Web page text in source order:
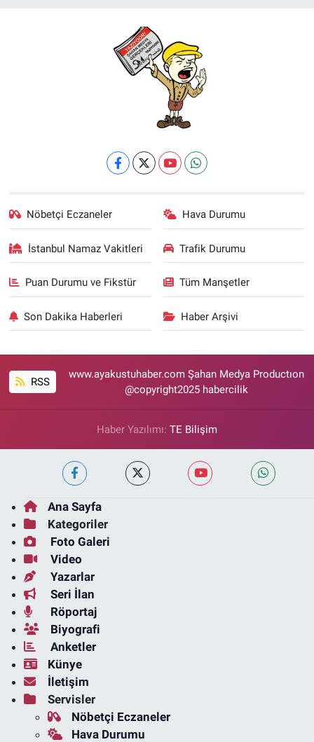
Nöbetçi Eczaneler Hava Durumu
İstanbul Namaz Vakitleri Trafik Durumu
Puan Durumu ve Fikstür Tüm Manşetler
Son Dakika Haberleri Haber Arşivi
RSS
www.ayakustuhaber.com Şahan Medya Productıon
@copyright2025 habercilik
Haber Yazılımı: TE Bilişim
Ana Sayfa
Kategoriler
Foto Galeri
Video
Yazarlar
Seri İlan
Röportaj
Biyografi
Anketler
Künye
İletişim
Servisler
Nöbetçi Eczaneler
Hava Durumu